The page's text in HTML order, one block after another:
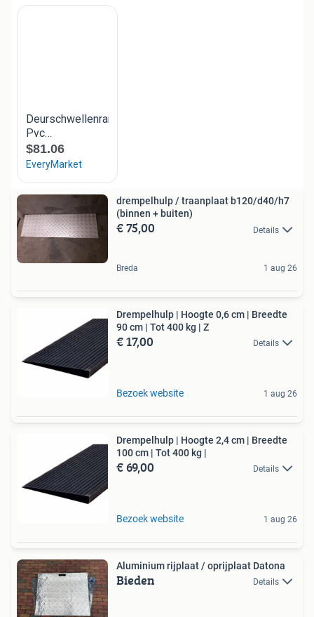
drempelhulp / traanplaat b120/d40/h7
(binnen + buiten)
€ 75,00 Details
Breda 1 aug 26
Drempelhulp | Hoogte 0,6 cm | Breedte
90 cm | Tot 400 kg | Z
€ 17,00 Details
Bezoek website 1 aug 26
Drempelhulp | Hoogte 2,4 cm | Breedte
100 cm | Tot 400 kg |
€ 69,00 Details
Bezoek website 1 aug 26
Aluminium rijplaat / oprijplaat Datona
Bieden Details